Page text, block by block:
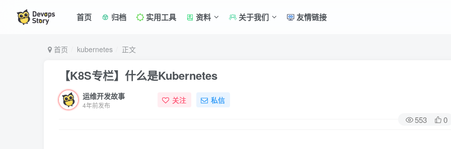
首页 归档 实用工具 资料 关于我们 友情链接
首页 kubernetes 正文
【K8S专栏】什么是Kubernetes
运维开发故事
4年前发布 关注 私信
553 0